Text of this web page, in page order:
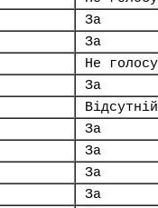
За
За
Не
За
Відсутній
За
За
За
За